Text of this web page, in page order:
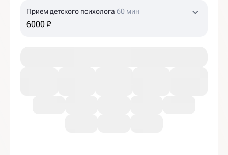
Прием детского психолога 60 мин
6000 ₽